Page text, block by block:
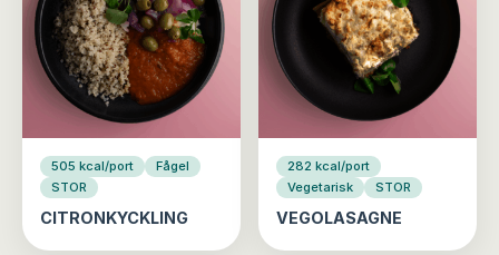
505 kcal/port
Fågel
STOR
CITRONKYCKLING
282 kcal/port
Vegetarisk
STOR
VEGOLASAGNE